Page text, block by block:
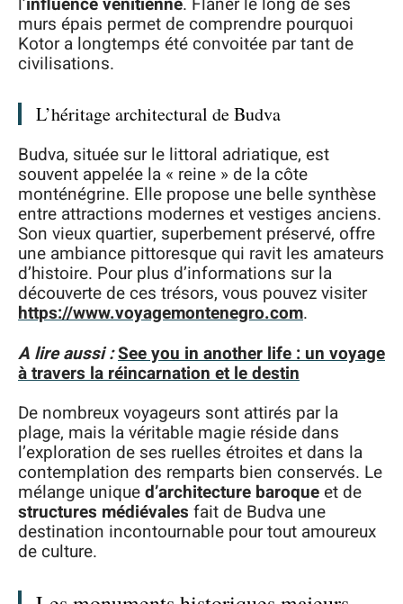
murs épais permet de comprendre pourquoi
Kotor a longtemps été convoitée par tant de
civilisations.
L’héritage architectural de Budva
Budva, située sur le littoral adriatique, est
souvent appelée la « reine » de la côte
monténégrine. Elle propose une belle synthèse
entre attractions modernes et vestiges anciens.
Son vieux quartier, superbement préservé, offre
une ambiance pittoresque qui ravit les amateurs
d’histoire. Pour plus d’informations sur la
découverte de ces trésors, vous pouvez visiter
https://www.voyagemontenegro.com.
A lire aussi :See you in another life : un voyage
à travers la réincarnation et le destin
De nombreux voyageurs sont attirés par la
plage, mais la véritable magie réside dans
l’exploration de ses ruelles étroites et dans la
contemplation des remparts bien conservés. Le
mélange uniqued’architecture baroqueet de
structures médiévales fait de Budva une
destination incontournable pour tout amoureux
de culture.